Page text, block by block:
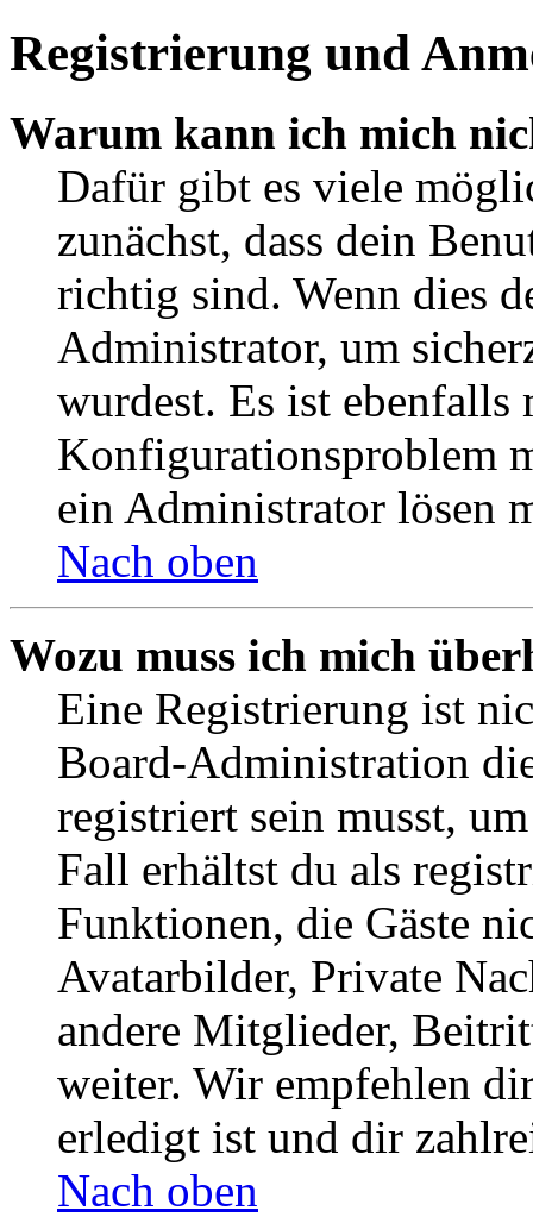
Registrierung und
Warum kann ich mich
Dafür gibt es viele
zunächst, dass dein
richtig sind. Wenn dies
Administrator, um
wurdest. Es ist ebenfalls
Konfigurationsproblem
ein Administrator lösen
Nach oben
Wozu muss ich mich
Eine Registrierung ist
Board-Administration
registriert sein musst,
Fall erhältst du als
Funktionen, die Gäste
Avatarbilder, Private
andere Mitglieder,
weiter. Wir empfehlen
erledigt ist und dir
Nach oben